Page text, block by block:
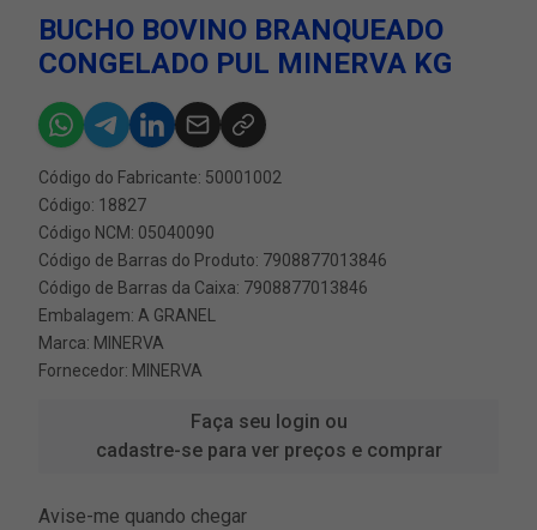
BUCHO BOVINO BRANQUEADO
CONGELADO PUL MINERVA KG
Código do Fabricante: 50001002
Código: 18827
Código NCM: 05040090
Código de Barras do Produto: 7908877013846
Código de Barras da Caixa: 7908877013846
Embalagem: A GRANEL
Marca: MINERVA
Fornecedor: MINERVA
Faça seu login ou
cadastre-se para ver preços e comprar
Avise-me quando chegar